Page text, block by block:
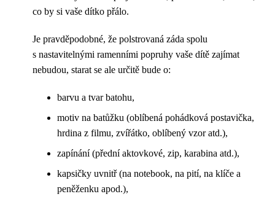
co by si vaše dítko přálo.
Je pravděpodobné, že polstrovaná záda spolu
s nastavitelnými ramenními popruhy vaše dítě zajímat
nebudou, starat se ale určitě bude o:
barvu a tvar batohu,
motiv na batůžku (oblíbená pohádková postavička,
hrdina z filmu, zvířátko, oblíbený vzor atd.),
zapínání (přední aktovkové, zip, karabina atd.),
kapsičky uvnitř (na notebook, na pití, na klíče a
peněženku apod.),